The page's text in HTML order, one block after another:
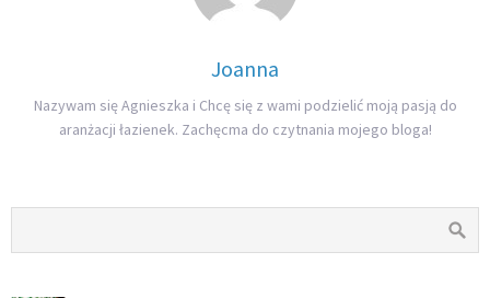
Joanna
Nazywam się Agnieszka i Chcę się z wami podzielić moją pasją do
aranżacji łazienek. Zachęcma do czytnania mojego bloga!